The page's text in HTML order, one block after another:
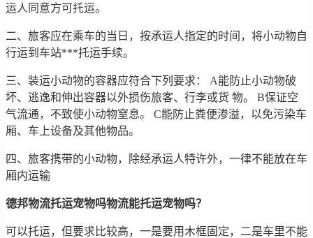
运人同意方可托运。
二、旅客应在乘车的当日，按承运人指定的时间，将小动物自
行运到车站***托运手续。
三、装运小动物的容器应符合下列要求： A能防止小动物破
坏、逃逸和伸出容器以外损伤旅客、行李或货 物。 B保证空
气流通，不致使小动物窒息。 C能防止粪便渗溢，以免污染车
厢、车上设备及其他物品。
四、旅客携带的小动物，除经承运人特许外，一律不能放在车
厢内运输
德邦物流托运宠物吗物流能托运宠物吗？
可以托运，但要求比较高，一是要用木框固定，二是车里不能